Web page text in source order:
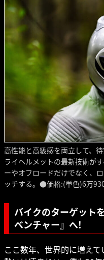
高性能と高級感を両立して、
ライヘルメットの最新技術が
ーやオフロードだけでなく、
ッチする。●価格:(単色)6万
バイクのターゲット
ベンチャー』へ!
ここ数年、世界的に増え